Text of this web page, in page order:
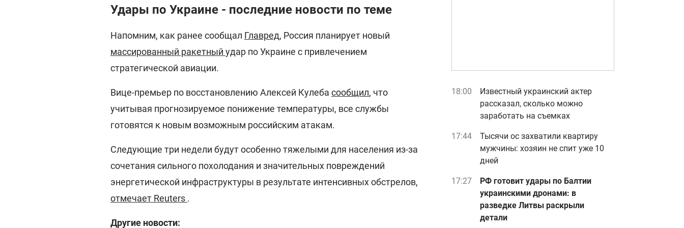
Удары по Украине - последние новости по теме
Напомним, как ранее сообщал Главред, Россия планирует новый
массированный ракетный удар по Украине с привлечением
стратегической авиации.
Вице-премьер по восстановлению Алексей Кулеба сообщил, что
учитывая прогнозируемое понижение температуры, все службы
готовятся к новым возможным российским атакам.
Следующие три недели будут особенно тяжелыми для населения из-за
сочетания сильного похолодания и значительных повреждений
энергетической инфраструктуры в результате интенсивных обстрелов,
отмечает Reuters .
Другие новости:
18:00
Известный украинский актер
рассказал, сколько можно
заработать на съемках
17:44
Тысячи ос захватили квартиру
мужчины: хозяин не спит уже 10
дней
17:27
РФ готовит удары по Балтии
украинскими дронами: в
разведке Литвы раскрыли
детали